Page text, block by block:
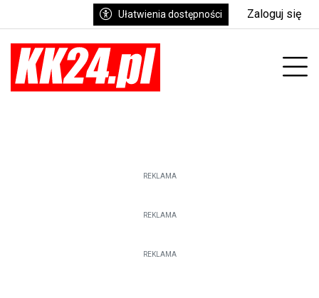
Ułatwienia dostępności Zaloguj się
REKLAMA
REKLAMA
REKLAMA